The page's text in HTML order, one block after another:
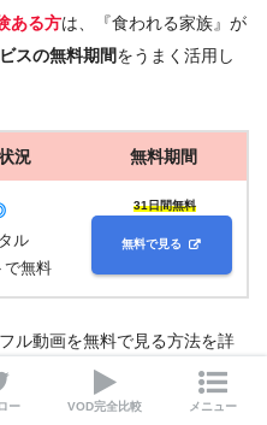
ある方は、『食われる家族』が
スの無料期間をうまく活用し
況 無料期間
ル
で無料
31日間無料
無料で見る
ル動画を無料で見る方法を詳
ー VOD完全比較 メニュー